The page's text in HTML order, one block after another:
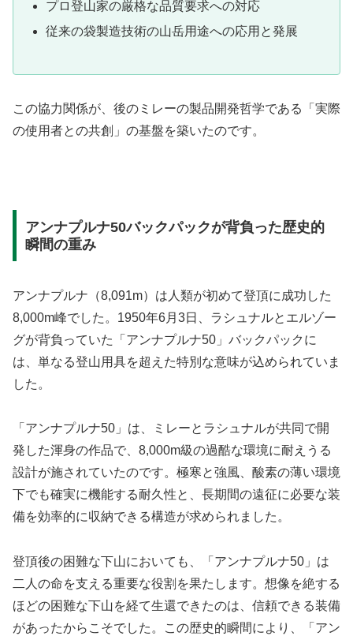
プロ登山家の厳格な品質要求への対応
従来の袋製造技術の山岳用途への応用と発展
この協力関係が、後のミレーの製品開発哲学である「実際
の使用者との共創」の基盤を築いたのです。
アンナプルナ50バックパックが背負った歴史的
瞬間の重み
アンナプルナ（8,091m）は人類が初めて登頂に成功した
8,000m峰でした。1950年6月3日、ラシュナルとエルゾー
グが背負っていた「アンナプルナ50」バックパックに
は、単なる登山用具を超えた特別な意味が込められていま
した。
「アンナプルナ50」は、ミレーとラシュナルが共同で開
発した渾身の作品で、8,000m級の過酷な環境に耐えうる
設計が施されていたのです。極寒と強風、酸素の薄い環境
下でも確実に機能する耐久性と、長期間の遠征に必要な装
備を効率的に収納できる構造が求められました。
登頂後の困難な下山においても、「アンナプルナ50」は
二人の命を支える重要な役割を果たします。想像を絶する
ほどの困難な下山を経て生還できたのは、信頼できる装備
があったからこそでした。この歴史的瞬間により、「アン